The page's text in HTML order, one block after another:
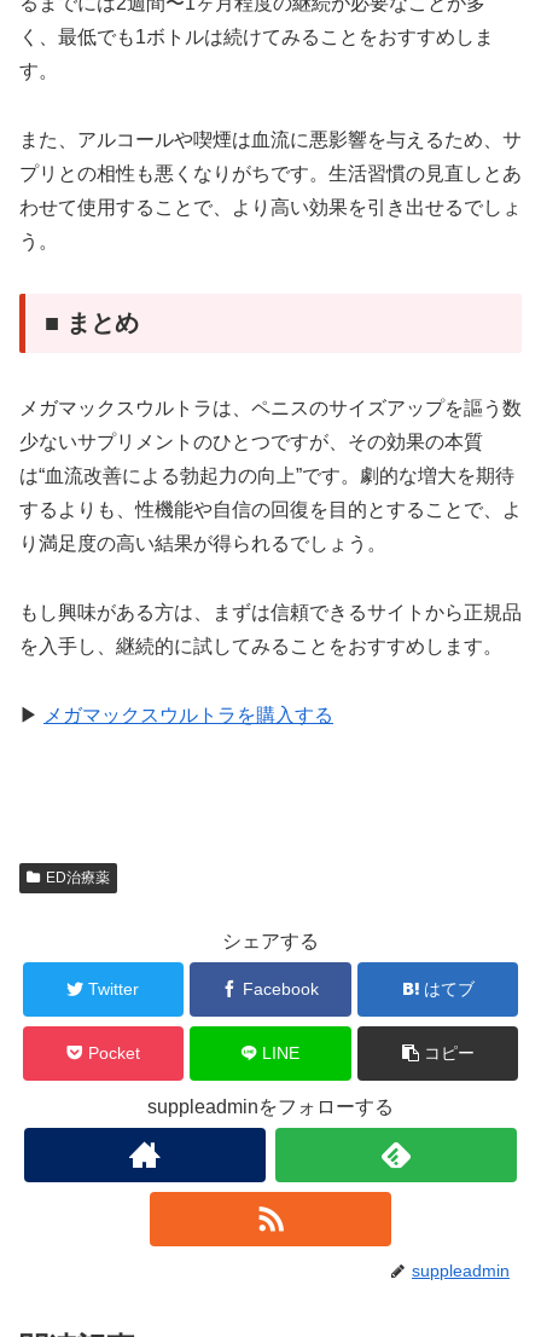
く、最低でも1ボトルは続けてみることをおすすめしま
す。
また、アルコールや喫煙は血流に悪影響を与えるため、サ
プリとの相性も悪くなりがちです。生活習慣の見直しとあ
わせて使用することで、より高い効果を引き出せるでしょ
う。
■ まとめ
メガマックスウルトラは、ペニスのサイズアップを謳う数
少ないサプリメントのひとつですが、その効果の本質
は“血流改善による勃起力の向上”です。劇的な増大を期待
するよりも、性機能や自信の回復を目的とすることで、よ
り満足度の高い結果が得られるでしょう。
もし興味がある方は、まずは信頼できるサイトから正規品
を入手し、継続的に試してみることをおすすめします。
▶︎ メガマックスウルトラを購入する
ED治療薬
シェアする
Twitter Facebook はてブ
Pocket LINE コピー
suppleadminをフォローする
suppleadmin